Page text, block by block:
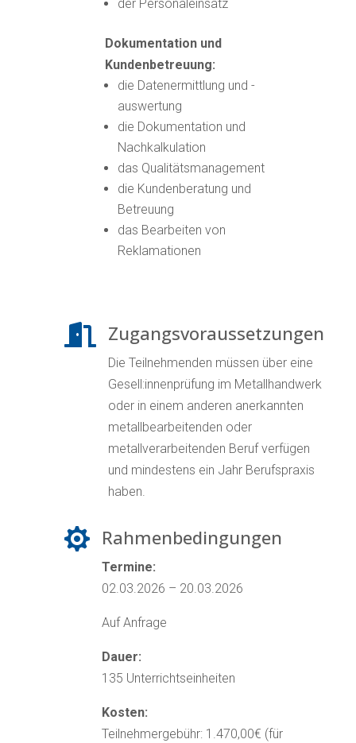
der Personaleinsatz
Dokumentation und
Kundenbetreuung:
die Datenermittlung und -
auswertung
die Dokumentation und
Nachkalkulation
das Qualitätsmanagement
die Kundenberatung und
Betreuung
das Bearbeiten von
Reklamationen
 Zugangsvoraussetzungen
Die Teilnehmenden müssen über eine
Gesell:innenprüfung im Metallhandwerk
oder in einem anderen anerkannten
metallbearbeitenden oder
metallverarbeitenden Beruf verfügen
und mindestens ein Jahr Berufspraxis
haben.
 Rahmenbedingungen
Termine:
02.03.2026 – 20.03.2026
Auf Anfrage
Dauer:
135 Unterrichtseinheiten
Kosten:
Teilnehmergebühr: 1.470,00€ (für